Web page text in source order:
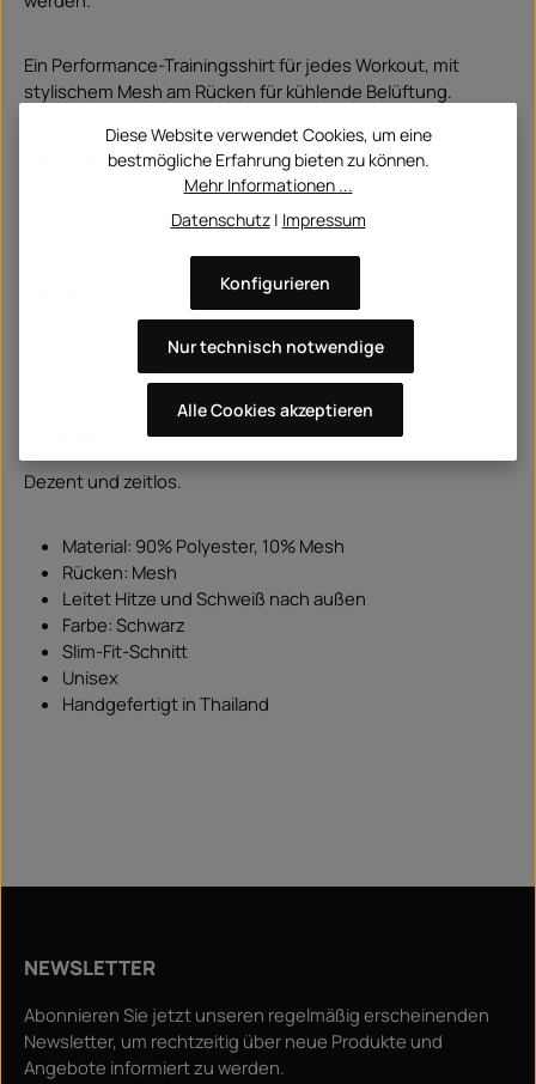
Ein Performance-Trainingsshirt für jedes Workout, mit
stylischem Mesh am Rücken für kühlende Belüftung.
Größenhinweis
von 178 cm und einem Gewicht von 81 kg.
Performance-Shirt mit Mesh-Rücken, leitet Schweiß ab und
trocknet schnell.
Dezent und zeitlos.
Material: 90% Polyester, 10% Mesh
Rücken: Mesh
Leitet Hitze und Schweiß nach außen
Farbe: Schwarz
Slim-Fit-Schnitt
Unisex
Handgefertigt in Thailand
NEWSLETTER
Abonnieren Sie jetzt unseren regelmäßig erscheinenden
Newsletter, um rechtzeitig über neue Produkte und
Angebote informiert zu werden.
Diese Website verwendet Cookies, um eine
bestmögliche Erfahrung bieten zu können.
Mehr Informationen ...
Datenschutz| Impressum
Nur technisch notwendige
Konfigurieren
Alle Cookies akzeptieren